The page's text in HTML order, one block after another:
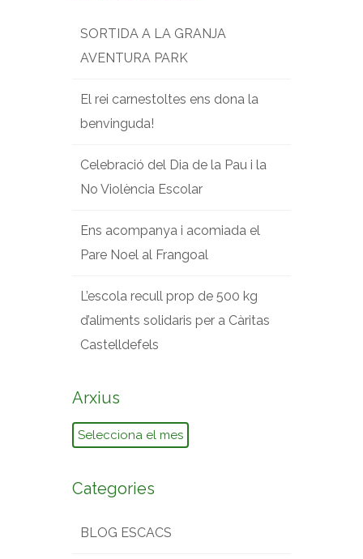
SORTIDA A LA GRANJA
AVENTURA PARK
El rei carnestoltes ens dona la
benvinguda!
Celebració del Dia de la Pau i la
No Violència Escolar
Ens acompanya i acomiada el
Pare Noel al Frangoal
L’escola recull prop de 500 kg
d’aliments solidaris per a Càritas
Castelldefels
Arxius
Arxius
Categories
BLOG ESCACS